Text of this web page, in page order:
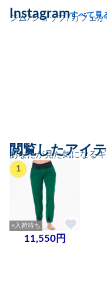
ジム/ショップ/カフェか
Instagramすべて見
あなたが見た気になる
閲覧したアイ
1
×入荷待ち
11,550円